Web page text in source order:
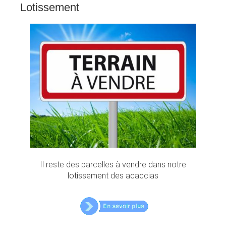
Lotissement
Il reste des parcelles à vendre dans notre
lotissement des acaccias